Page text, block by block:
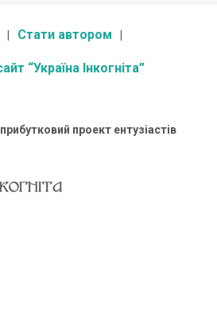
Стати автором
“Україна Інкогніта”
проект ентузіастів